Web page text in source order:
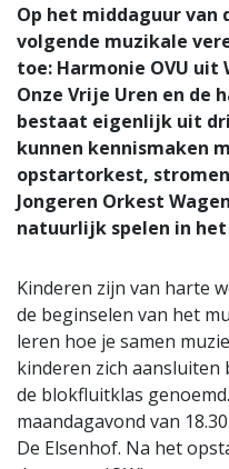
Op het middaguur van
volgende muzikale
toe: Harmonie OVU uit
Onze Vrije Uren en de
bestaat eigenlijk uit
kunnen kennismaken
opstartorkest, stromen
Jongeren Orkest
natuurlijk spelen in
Kinderen zijn van harte
de beginselen van het
leren hoe je samen
kinderen zich
de blokfluitklas
maandagavond van
De Elsenhof. Na het